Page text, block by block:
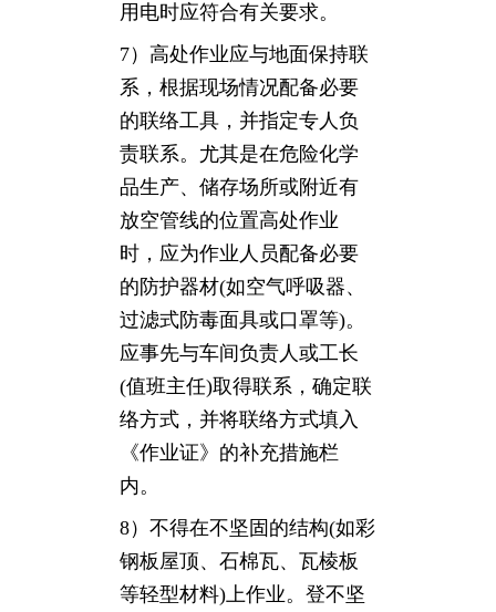
用电时应符合有关要求。
7）高处作业应与地面保持联
系，根据现场情况配备必要
的联络工具，并指定专人负
责联系。尤其是在危险化学
品生产、储存场所或附近有
放空管线的位置高处作业
时，应为作业人员配备必要
的防护器材(如空气呼吸器、
过滤式防毒面具或口罩等)。
应事先与车间负责人或工长
(值班主任)取得联系，确定联
络方式，并将联络方式填入
《作业证》的补充措施栏
内。
8）不得在不坚固的结构(如彩
钢板屋顶、石棉瓦、瓦棱板
等轻型材料)上作业。登不坚